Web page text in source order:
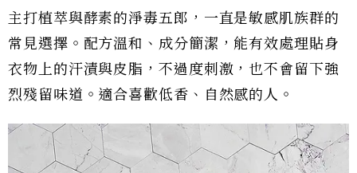
主打植萃與酵素的淨毒五郎，一直是敏感肌族群的
常見選擇。配方溫和、成分簡潔，能有效處理貼身
衣物上的汗漬與皮脂，不過度刺激，也不會留下強
烈殘留味道。適合喜歡低香、自然感的人。